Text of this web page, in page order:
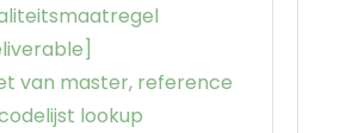
van master, reference
lookup